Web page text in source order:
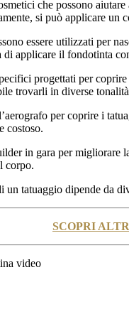
che possono
si può applicare
essere utilizzati per
applicare il fondotinta
progettati per
trovarli in diverse
per coprire i
costoso.
in gara per
corpo.
un tatuaggio dipende da
SCOPRI